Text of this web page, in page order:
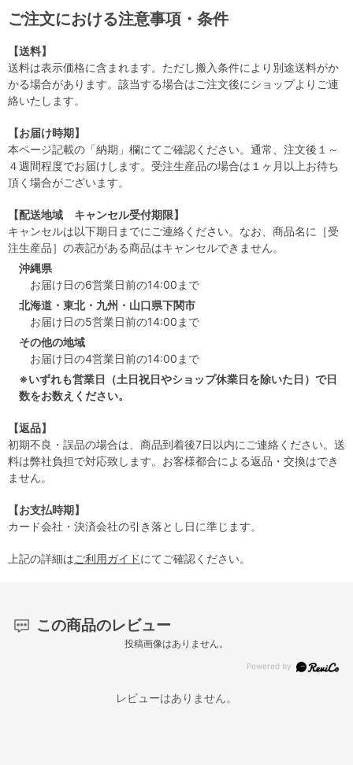
ご注文における注意事項・条件
【送料】
送料は表示価格に含まれます。ただし搬入条件により別途送料がか
かる場合があります。該当する場合はご注文後にショップよりご連
絡いたします。
【お届け時期】
本ページ記載の「納期」欄にてご確認ください。通常、注文後１～
４週間程度でお届けします。受注生産品の場合は１ヶ月以上お待ち
頂く場合がございます。
【配送地域 キャンセル受付期限】
キャンセルは以下期日までにご連絡ください。なお、商品名に［受
注生産品］の表記がある商品はキャンセルできません。
沖縄県
お届け日の6営業日前の14:00まで
北海道・東北・九州・山口県下関市
お届け日の5営業日前の14:00まで
その他の地域
お届け日の4営業日前の14:00まで
※いずれも営業日（土日祝日やショップ休業日を除いた日）で日
数をお数えください。
【返品】
初期不良・誤品の場合は、商品到着後7日以内にご連絡ください。送
料は弊社負担で対応致します。お客様都合による返品・交換はでき
ません。
【お支払時期】
カード会社・決済会社の引き落とし日に準じます。
上記の詳細はご利用ガイドにてご確認ください。
この商品のレビュー
投稿画像はありません。
レビューはありません。